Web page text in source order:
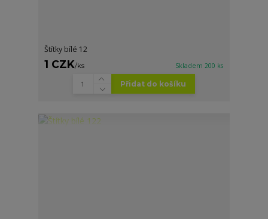
Štítky bílé 12
1 CZK/ks Skladem 200 ks
Přidat do košíku